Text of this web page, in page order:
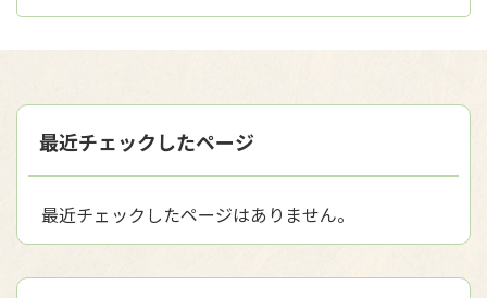
最近チェックしたページ
最近チェックしたページはありません。